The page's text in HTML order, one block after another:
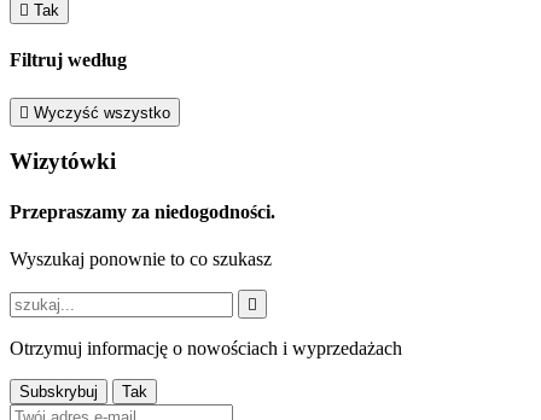
 Tak
Filtruj według
 Wyczyść wszystko
Wizytówki
Przepraszamy za niedogodności.
Wyszukaj ponownie to co szukasz

Otrzymuj informację o nowościach i wyprzedażach